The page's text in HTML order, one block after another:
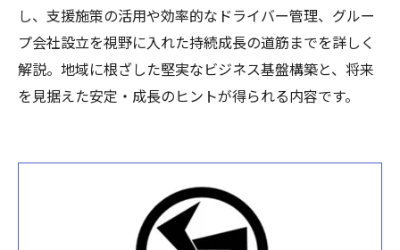
し、支援施策の活用や効率的なドライバー管理、グルー
プ会社設立を視野に入れた持続成長の道筋までを詳しく
解説。地域に根ざした堅実なビジネス基盤構築と、将来
を見据えた安定・成長のヒントが得られる内容です。